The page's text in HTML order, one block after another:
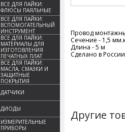
ВСЕ ДЛЯ ПАЙКИ:
ФЛЮСЫ ПАЯЛЬНЫЕ
ВСЕ ДЛЯ ПАЙКИ:
ВСПОМОГАТЕЛЬНЫЙ
ИНСТРУМЕНТ
ВСЕ ДЛЯ ПАЙКИ:
МАТЕРИАЛЫ ДЛЯ
ИЗГОТОВЛЕНИЯ
ПЕЧАТНЫХ ПЛАТ
ВСЕ ДЛЯ ПАЙКИ:
МАСЛА, СМАЗКИ И
ЗАЩИТНЫЕ
ПОКРЫТИЯ
ДАТЧИКИ
ДИОДЫ
ИЗМЕРИТЕЛЬНЫЕ
ПРИБОРЫ
Провод
Сечение - 1,5
Длина - 5 м
Сделано в
Другие